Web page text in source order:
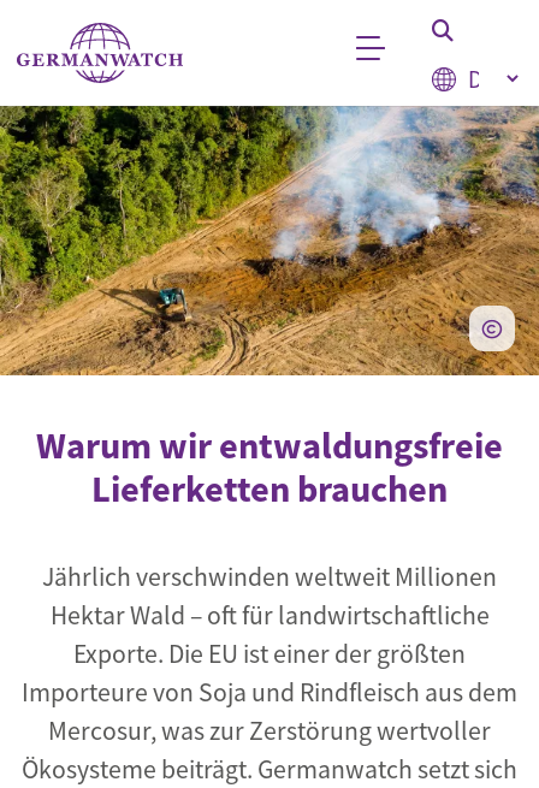
Direkt zum Inhalt
Select
Stichwortsuche
Warum wir entwaldungsfreie
Lieferketten brauchen
Jährlich verschwinden weltweit Millionen
Hektar Wald – oft für landwirtschaftliche
Exporte. Die EU ist einer der größten
Importeure von Soja und Rindfleisch aus dem
Mercosur, was zur Zerstörung wertvoller
Ökosysteme beiträgt. Germanwatch setzt sich